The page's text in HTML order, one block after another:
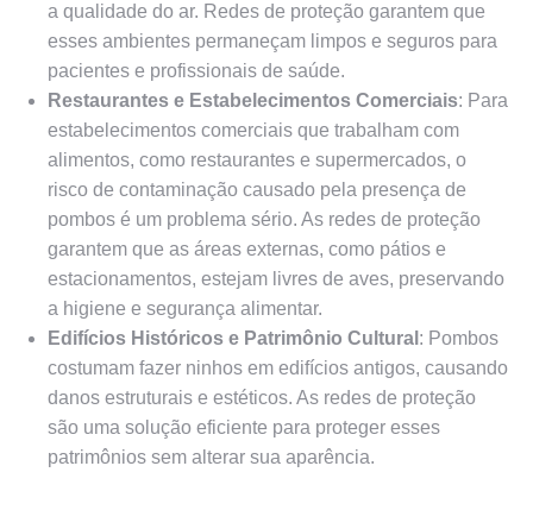
a qualidade do ar. Redes de proteção garantem que
esses ambientes permaneçam limpos e seguros para
pacientes e profissionais de saúde.
Restaurantes e Estabelecimentos Comerciais: Para
estabelecimentos comerciais que trabalham com
alimentos, como restaurantes e supermercados, o
risco de contaminação causado pela presença de
pombos é um problema sério. As redes de proteção
garantem que as áreas externas, como pátios e
estacionamentos, estejam livres de aves, preservando
a higiene e segurança alimentar.
Edifícios Históricos e Patrimônio Cultural : Pombos
costumam fazer ninhos em edifícios antigos, causando
danos estruturais e estéticos. As redes de proteção
são uma solução eficiente para proteger esses
patrimônios sem alterar sua aparência.